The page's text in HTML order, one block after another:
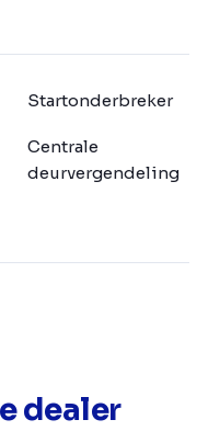
Startonderbreker
Centrale
deurvergendeling
dealer